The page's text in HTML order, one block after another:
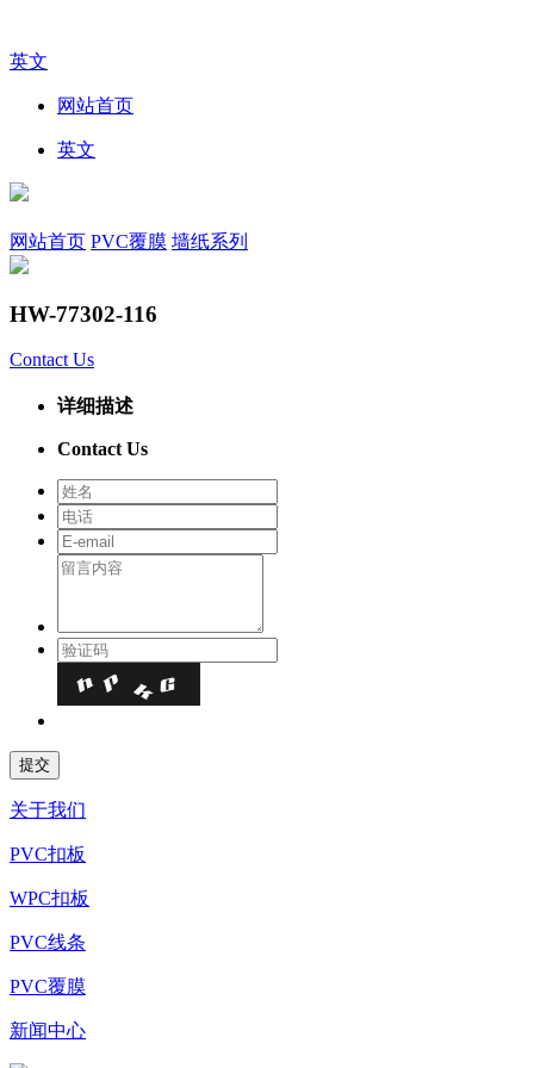
英文
网站首页
英文
网站首页 PVC覆膜 墙纸系列
HW-77302-116
Contact Us
详细描述
Contact Us
关于我们
PVC扣板
WPC扣板
PVC线条
PVC覆膜
新闻中心